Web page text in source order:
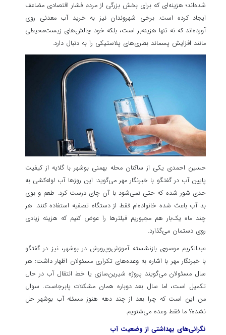
شده‌اند؛ هزینه‌ای که برای بخش بزرگی از مردم فشار اقتصادی مضاعف
ایجاد کرده است. برخی شهروندان نیز به خرید آب معدنی روی
آورده‌اند که نه تنها هزینه‌بر است، بلکه خود چالش‌های زیست‌محیطی
مانند افزایش پسماند بطری‌های پلاستیکی را به دنبال دارد.
حسین احمدی یکی از ساکنان محله بهمنی بوشهر با گلایه از کیفیت
پایین آب در گفتگو با خبرنگار مهر می‌گوید: این روزها آب لوله‌کشی به
حدی شور شده که حتی نمی‌شود با آن چای درست کرد. طعم و بوی
بد آب باعث شده خانواده‌ام فقط از دستگاه تصفیه استفاده کنند. هر
چند ماه یک‌بار هم مجبوریم فیلترها را عوض کنیم که هزینه زیادی
روی دستمان می‌گذارد.
عبدالکریم موسوی بازنشسته آموزش‌وپرورش در بوشهر، نیز در گفتگو
با خبرنگار مهر با اشاره به وعده‌های تکراری مسئولان اظهار داشت: هر
سال مسئولان می‌گویند پروژه شیرین‌سازی یا خط انتقال آب در حال
تکمیل است، اما سال بعد دوباره همان مشکلات پابرجاست. سوال
من این است که چرا بعد از چند دهه هنوز مسئله آب بوشهر حل
نشده؟ ما فقط وعده می‌شنویم.
نگرانی‌های بهداشتی از وضعیت آب